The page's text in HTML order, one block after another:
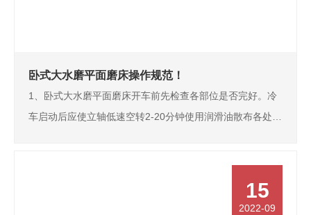
卧式大水磨平面磨床操作规范！
1、卧式大水磨平面磨床开车前先检查各部位是否完好。冷
车启动后应使立轴低速空转2-20分钟使用润滑油散布各处冬
15
2022-09